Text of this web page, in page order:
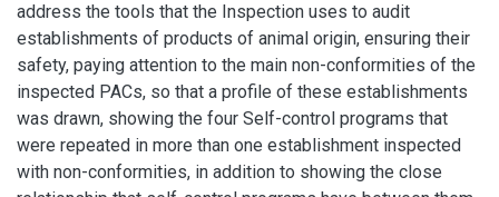
address the tools that the Inspection uses to audit
establishments of products of animal origin, ensuring their
safety, paying attention to the main non-conformities of the
inspected PACs, so that a profile of these establishments
was drawn, showing the four Self-control programs that
were repeated in more than one establishment inspected
with non-conformities, in addition to showing the close